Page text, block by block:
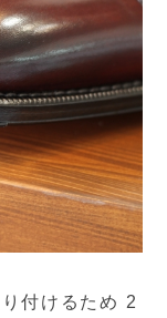
付けるため 2